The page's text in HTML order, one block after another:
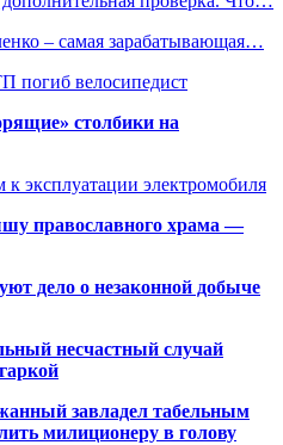
– самая зарабатывающая…
погиб велосипедист
столбики на
эксплуатации электромобиля
православного храма —
дело о незаконной добыче
несчастный случай
завладел табельным
милиционеру в голову